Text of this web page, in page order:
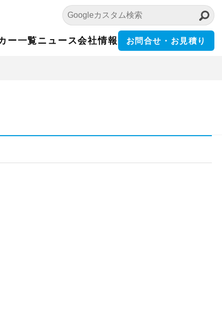
ー一覧ニュース会社情報 お問合せ・お見積り